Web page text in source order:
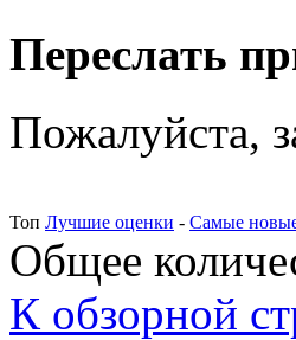
Переслать
Пожалуйста,
Топ Лучшие оценки - Самые
Общее
К обзорной